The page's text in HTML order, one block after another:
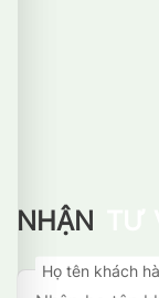
NHẬN
Họ tên khách